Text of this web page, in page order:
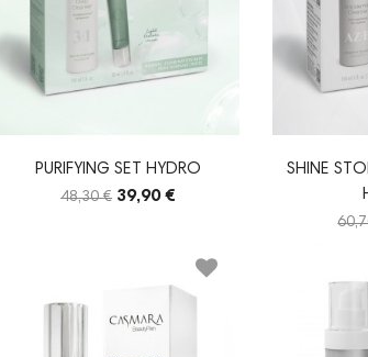
PURIFYING SET HYDRO
48,30 € 39,90 €
SHINE